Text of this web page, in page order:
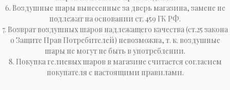
6. Воздушные шары вынесенные за дверь магазина, замене не
подлежат на основании ст. 459 ГК РФ.
7. Возврат воздушных шаров надлежащего качества (ст.25 закона
о Защите Прав Потребителей) невозможна, т. к. воздушные
шары не могут не быть в употреблении.
8. Покупка гелиевых шаров в магазине считается согласием
покупателя с настоящими правилами.